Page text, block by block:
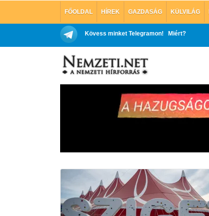
FŐOLDAL HÍREK GAZDASÁG KÜLVILÁG
Kövess minket Telegramon! Miért?